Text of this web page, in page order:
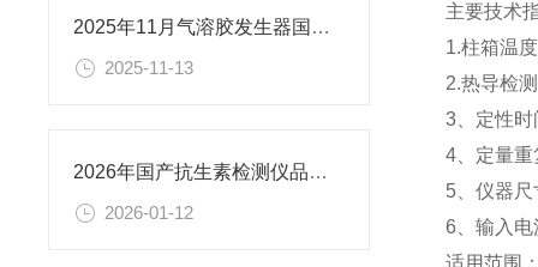
2025年11月气溶胶发生器国产榜更新，恒美智造，检测精度高
2025-11-13
2026年国产抗生素检测仪品牌排名发布-恒美智造上榜
2026-01-12
主要技术
1.柱箱温
2.热导检
3、定性
4、定量
5、仪器
6、输入
适用范围